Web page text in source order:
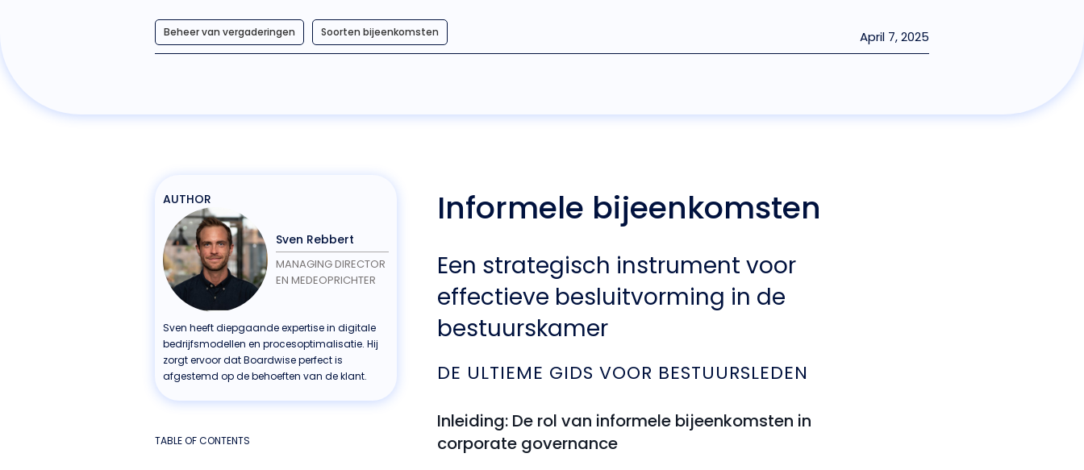
Beheer van vergaderingen Soorten bijeenkomsten April 7, 2025
AUTHOR
Sven Rebbert
MANAGING DIRECTOR
EN MEDEOPRICHTER
Sven heeft diepgaande expertise in digitale
bedrijfsmodellen en procesoptimalisatie. Hij
zorgt ervoor dat Boardwise perfect is
afgestemd op de behoeften van de klant.
TABLE OF CONTENTS
Informele bijeenkomsten
Een strategisch instrument voor
effectieve besluitvorming in de
bestuurskamer
DE ULTIEME GIDS VOOR BESTUURSLEDEN
Inleiding: De rol van informele bijeenkomsten in
corporate governance